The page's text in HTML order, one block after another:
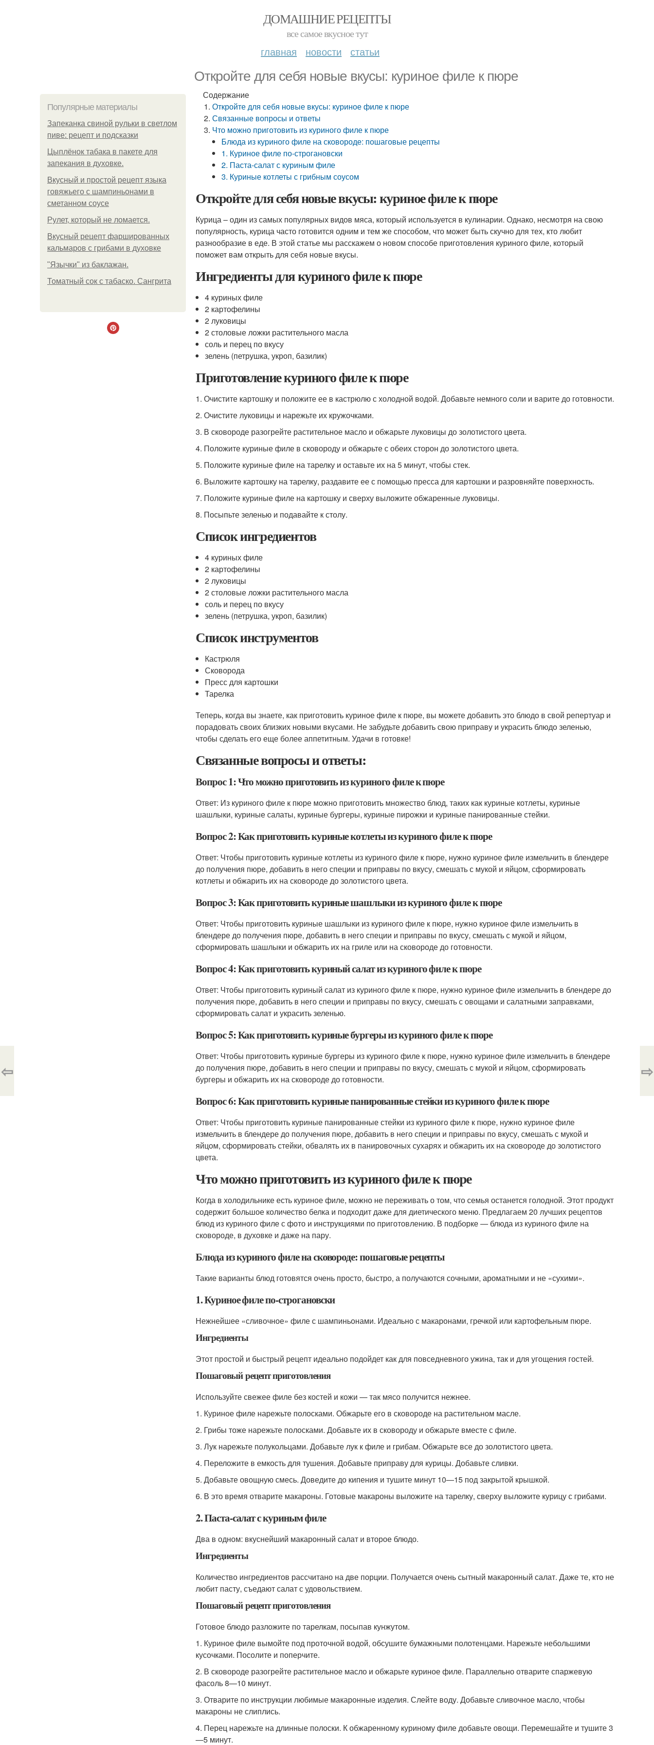
ДОМАШНИЕ РЕЦЕПТЫ
все самое вкусное тут
главная новости статьи
Откройте для себя новые вкусы: куриное филе к пюре
Популярные материалы
Запеканка свиной рульки в светлом
пиве: рецепт и подсказки
Цыплёнок табака в пакете для
запекания в духовке.
Вкусный и простой рецепт языка
говяжьего с шампиньонами в
сметанном соусе
Рулет, который не ломается.
Вкусный рецепт фаршированных
кальмаров с грибами в духовке
"Язычки" из баклажан.
Томатный сок с табаско. Сангрита
Содержание
Откройте для себя новые вкусы: куриное филе к пюре
Связанные вопросы и ответы
Что можно приготовить из куриного филе к пюре
Блюда из куриного филе на сковороде: пошаговые рецепты
1. Куриное филе по-строгановски
2. Паста-салат с куриным филе
3. Куриные котлеты с грибным соусом
Откройте для себя новые вкусы: куриное филе к пюре
Курица – один из самых популярных видов мяса, который используется в кулинарии. Однако, несмотря на свою
популярность, курица часто готовится одним и тем же способом, что может быть скучно для тех, кто любит
разнообразие в еде. В этой статье мы расскажем о новом способе приготовления куриного филе, который
поможет вам открыть для себя новые вкусы.
Ингредиенты для куриного филе к пюре
4 куриных филе
2 картофелины
2 луковицы
2 столовые ложки растительного масла
соль и перец по вкусу
зелень (петрушка, укроп, базилик)
Приготовление куриного филе к пюре
1. Очистите картошку и положите ее в кастрюлю с холодной водой. Добавьте немного соли и варите до готовности.
2. Очистите луковицы и нарежьте их кружочками.
3. В сковороде разогрейте растительное масло и обжарьте луковицы до золотистого цвета.
4. Положите куриные филе в сковороду и обжарьте с обеих сторон до золотистого цвета.
5. Положите куриные филе на тарелку и оставьте их на 5 минут, чтобы стек.
6. Выложите картошку на тарелку, раздавите ее с помощью пресса для картошки и разровняйте поверхность.
7. Положите куриные филе на картошку и сверху выложите обжаренные луковицы.
8. Посыпьте зеленью и подавайте к столу.
Список ингредиентов
4 куриных филе
2 картофелины
2 луковицы
2 столовые ложки растительного масла
соль и перец по вкусу
зелень (петрушка, укроп, базилик)
Список инструментов
Кастрюля
Сковорода
Пресс для картошки
Тарелка
Теперь, когда вы знаете, как приготовить куриное филе к пюре, вы можете добавить это блюдо в свой репертуар и
порадовать своих близких новыми вкусами. Не забудьте добавить свою приправу и украсить блюдо зеленью,
чтобы сделать его еще более аппетитным. Удачи в готовке!
Связанные вопросы и ответы:
Вопрос 1: Что можно приготовить из куриного филе к пюре
Ответ: Из куриного филе к пюре можно приготовить множество блюд, таких как куриные котлеты, куриные
шашлыки, куриные салаты, куриные бургеры, куриные пирожки и куриные панированные стейки.
Вопрос 2: Как приготовить куриные котлеты из куриного филе к пюре
Ответ: Чтобы приготовить куриные котлеты из куриного филе к пюре, нужно куриное филе измельчить в блендере
до получения пюре, добавить в него специи и приправы по вкусу, смешать с мукой и яйцом, сформировать
котлеты и обжарить их на сковороде до золотистого цвета.
Вопрос 3: Как приготовить куриные шашлыки из куриного филе к пюре
Ответ: Чтобы приготовить куриные шашлыки из куриного филе к пюре, нужно куриное филе измельчить в
блендере до получения пюре, добавить в него специи и приправы по вкусу, смешать с мукой и яйцом,
сформировать шашлыки и обжарить их на гриле или на сковороде до готовности.
Вопрос 4: Как приготовить куриный салат из куриного филе к пюре
Ответ: Чтобы приготовить куриный салат из куриного филе к пюре, нужно куриное филе измельчить в блендере до
получения пюре, добавить в него специи и приправы по вкусу, смешать с овощами и салатными заправками,
сформировать салат и украсить зеленью.
Вопрос 5: Как приготовить куриные бургеры из куриного филе к пюре
Ответ: Чтобы приготовить куриные бургеры из куриного филе к пюре, нужно куриное филе измельчить в блендере
до получения пюре, добавить в него специи и приправы по вкусу, смешать с мукой и яйцом, сформировать
бургеры и обжарить их на сковороде до готовности.
Вопрос 6: Как приготовить куриные панированные стейки из куриного филе к пюре
Ответ: Чтобы приготовить куриные панированные стейки из куриного филе к пюре, нужно куриное филе
измельчить в блендере до получения пюре, добавить в него специи и приправы по вкусу, смешать с мукой и
яйцом, сформировать стейки, обвалять их в панировочных сухарях и обжарить их на сковороде до золотистого
цвета.
Что можно приготовить из куриного филе к пюре
Когда в холодильнике есть куриное филе, можно не переживать о том, что семья останется голодной. Этот продукт
содержит большое количество белка и подходит даже для диетического меню. Предлагаем 20 лучших рецептов
блюд из куриного филе с фото и инструкциями по приготовлению. В подборке — блюда из куриного филе на
сковороде, в духовке и даже на пару.
Блюда из куриного филе на сковороде: пошаговые рецепты
Такие варианты блюд готовятся очень просто, быстро, а получаются сочными, ароматными и не «сухими».
1. Куриное филе по-строгановски
Нежнейшее «сливочное» филе с шампиньонами. Идеально с макаронами, гречкой или картофельным пюре.
Ингредиенты
Этот простой и быстрый рецепт идеально подойдет как для повседневного ужина, так и для угощения гостей.
Пошаговый рецепт приготовления
Используйте свежее филе без костей и кожи — так мясо получится нежнее.
1. Куриное филе нарежьте полосками. Обжарьте его в сковороде на растительном масле.
2. Грибы тоже нарежьте полосками. Добавьте их в сковороду и обжарьте вместе с филе.
3. Лук нарежьте полукольцами. Добавьте лук к филе и грибам. Обжарьте все до золотистого цвета.
4. Переложите в емкость для тушения. Добавьте приправу для курицы. Добавьте сливки.
5. Добавьте овощную смесь. Доведите до кипения и тушите минут 10—15 под закрытой крышкой.
6. В это время отварите макароны. Готовые макароны выложите на тарелку, сверху выложите курицу с грибами.
2. Паста-салат с куриным филе
Два в одном: вкуснейший макаронный салат и второе блюдо.
Ингредиенты
Количество ингредиентов рассчитано на две порции. Получается очень сытный макаронный салат. Даже те, кто не
любит пасту, съедают салат с удовольствием.
Пошаговый рецепт приготовления
Готовое блюдо разложите по тарелкам, посыпав кунжутом.
1. Куриное филе вымойте под проточной водой, обсушите бумажными полотенцами. Нарежьте небольшими
кусочками. Посолите и поперчите.
2. В сковороде разогрейте растительное масло и обжарьте куриное филе. Параллельно отварите спаржевую
фасоль 8—10 минут.
3. Отварите по инструкции любимые макаронные изделия. Слейте воду. Добавьте сливочное масло, чтобы
макароны не слиплись.
4. Перец нарежьте на длинные полоски. К обжаренному куриному филе добавьте овощи. Перемешайте и тушите 3
—5 минут.
⇦ ⇨